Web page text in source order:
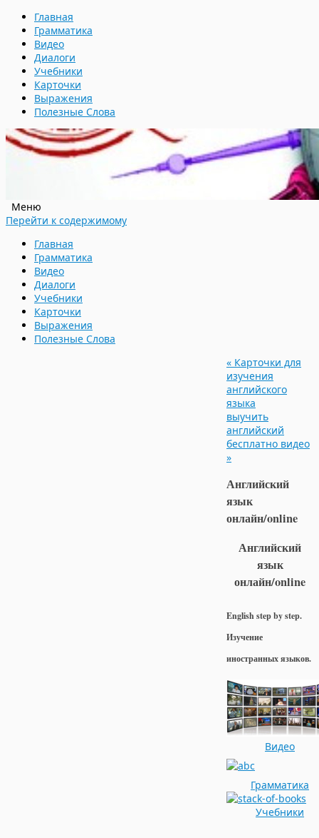
Главная
Грамматика
Видео
Диалоги
Учебники
Карточки
Выражения
Полезные Слова
Меню
Перейти к содержимому
Главная
Грамматика
Видео
Диалоги
Учебники
Карточки
Выражения
Полезные Слова
« Карточки для
изучения
английского
языка
выучить
английский
бесплатно видео
»
Английский
язык
онлайн/online
Английский
язык
онлайн/online
English step by step.
Изучение
иностранных языков.
Видео
Грамматика
Учебники